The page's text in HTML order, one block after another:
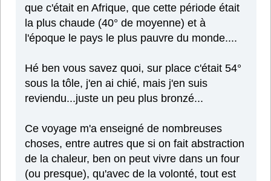
que c'était en Afrique, que cette période était
la plus chaude (40° de moyenne) et à
l'époque le pays le plus pauvre du monde....
Hé ben vous savez quoi, sur place c'était 54°
sous la tôle, j'en ai chié, mais j'en suis
reviendu...juste un peu plus bronzé...
Ce voyage m'a enseigné de nombreuses
choses, entre autres que si on fait abstraction
de la chaleur, ben on peut vivre dans un four
(ou presque), qu'avec de la volonté, tout est